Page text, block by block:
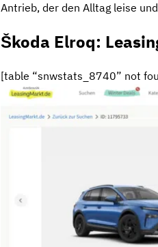
Antrieb, der den Alltag leise
Škoda Elroq:
[table “snwstats_8740” not